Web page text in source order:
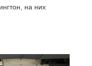
на них